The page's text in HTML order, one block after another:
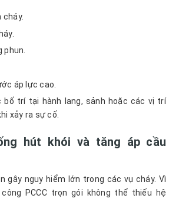
cháy.
phun.
áp lực cao.
bố trí tại hành lang, sảnh hoặc các vị trí
xảy ra sự cố.
hút khói và tăng áp cầu
gây nguy hiểm lớn trong các vụ cháy. Vì
PCCC trọn gói không thể thiếu hệ